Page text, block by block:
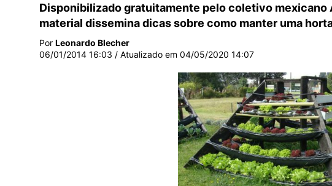
Disponibilizado gratuitamente pelo coletivo mexicano
material dissemina dicas sobre como manter uma
Por Leonardo Blecher
06/01/2014 16:03 / Atualizado em 04/05/2020 14:07